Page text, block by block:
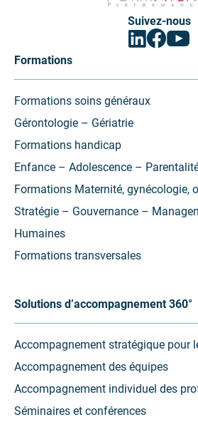
Suivez-nous
Linkedin
(ouvrir
nouvel
(ouvrir
Formations
Formations soins généraux
Gérontologie – Gériatrie
Formations handicap
Enfance – Adolescence –
Formations Maternité, gynécologie,
Stratégie – Gouvernance –
Humaines
Formations transversales
Solutions d’accompagnement 360°
Accompagnement stratégique pour
Accompagnement des équipes
Accompagnement individuel des
Séminaires et conférences